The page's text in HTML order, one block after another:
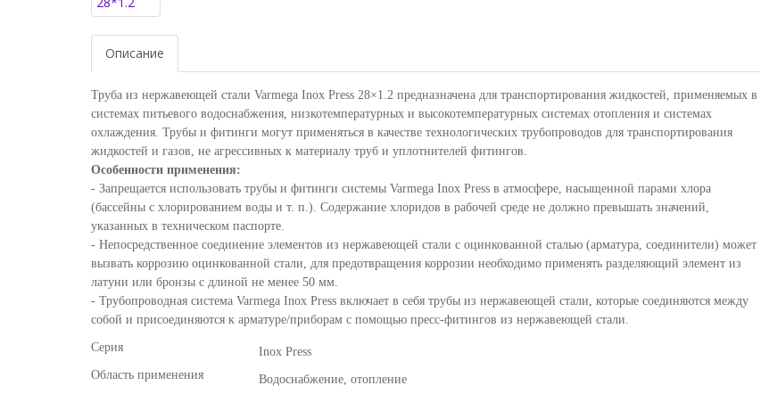
Описание
Труба из нержавеющей стали Varmega Inox Press 28×1.2 предназначена для транспортирования жидкостей, применяемых в
системах питьевого водоснабжения, низкотемпературных и высокотемпературных системах отопления и системах
охлаждения. Трубы и фитинги могут применяться в качестве технологических трубопроводов для транспортирования
жидкостей и газов, не агрессивных к материалу труб и уплотнителей фитингов.
Особенности применения:
- Запрещается использовать трубы и фитинги системы Varmega Inox Press в атмосфере, насыщенной парами хлора
(бассейны с хлорированием воды и т. п.). Содержание хлоридов в рабочей среде не должно превышать значений,
указанных в техническом паспорте.
- Непосредственное соединение элементов из нержавеющей стали с оцинкованной сталью (арматура, соединители) может
вызвать коррозию оцинкованной стали, для предотвращения коррозии необходимо применять разделяющий элемент из
латуни или бронзы с длиной не менее 50 мм.
- Трубопроводная система Varmega Inox Press включает в себя трубы из нержавеющей стали, которые соединяются между
собой и присоединяются к арматуре/приборам с помощью пресс-фитингов из нержавеющей стали.
Серия
Inox Press
Область применения
Водоснабжение, отопление